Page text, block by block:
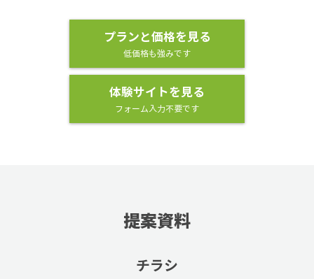
プランと価格を見る
低価格も強みです
体験サイトを見る
フォーム入力不要です
提案資料
チラシ